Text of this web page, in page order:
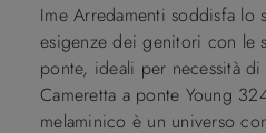
Ime Arredamenti soddisfa lo
esigenze dei genitori con le
ponte, ideali per necessità
Cameretta a ponte Young
melaminico è un universo